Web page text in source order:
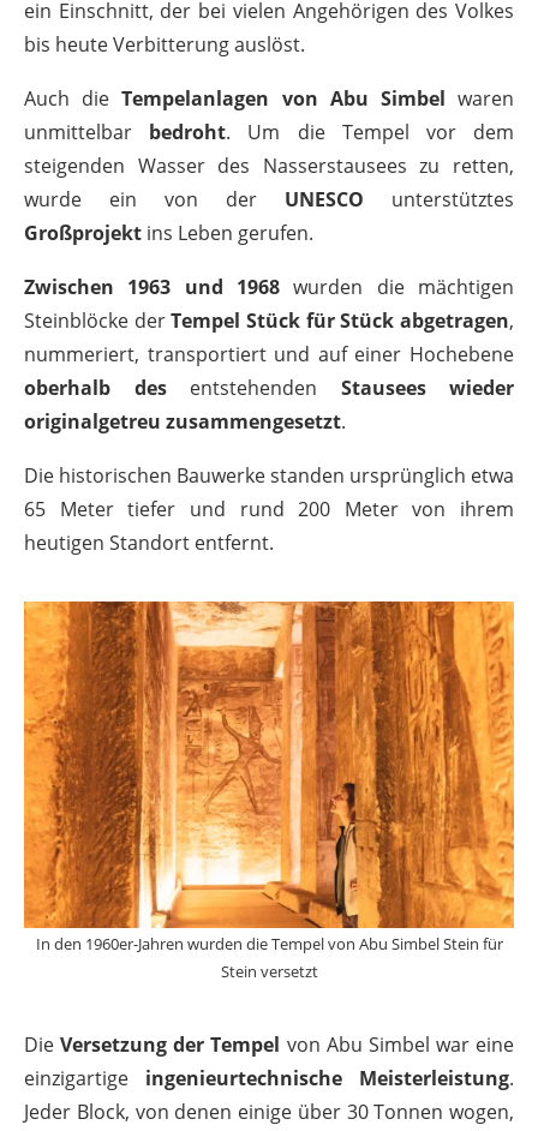
ein Einschnitt, der bei vielen Angehörigen des Volkes
bis heute Verbitterung auslöst.
Auch dieTempelanlagen von Abu Simbel waren
unmittelbar bedroht. Um die Tempel vor dem
steigenden Wasser des Nasserstausees zu retten,
wurde ein von der UNESCO unterstütztes
Großprojekt ins Leben gerufen.
Zwischen 1963 und 1968 wurden die mächtigen
Steinblöcke derTempel Stück für Stück abgetragen,
nummeriert, transportiert und auf einer Hochebene
oberhalb desentstehenden Stausees wieder
originalgetreu zusammengesetzt.
Die historischen Bauwerke standen ursprünglich etwa
65 Meter tiefer und rund 200 Meter von ihrem
heutigen Standort entfernt.
In den 1960er-Jahren wurden die Tempel von Abu Simbel Stein für
Stein versetzt
DieVersetzung der Tempel von Abu Simbel war eine
einzigartige ingenieurtechnische Meisterleistung.
Jeder Block, von denen einige über 30 Tonnen wogen,